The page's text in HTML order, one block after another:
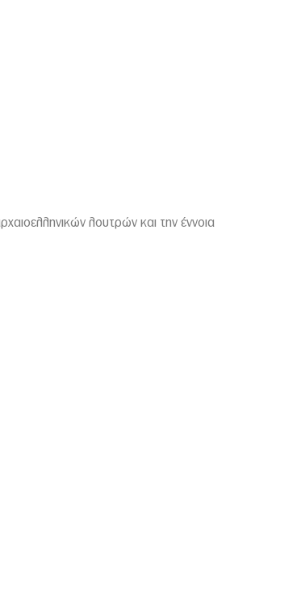
λουτρών και την έννοια